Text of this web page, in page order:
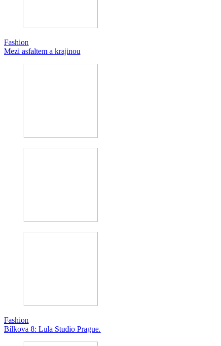
Fashion
Mezi asfaltem a krajinou
Fashion
Bílkova 8: Lula Studio Prague.